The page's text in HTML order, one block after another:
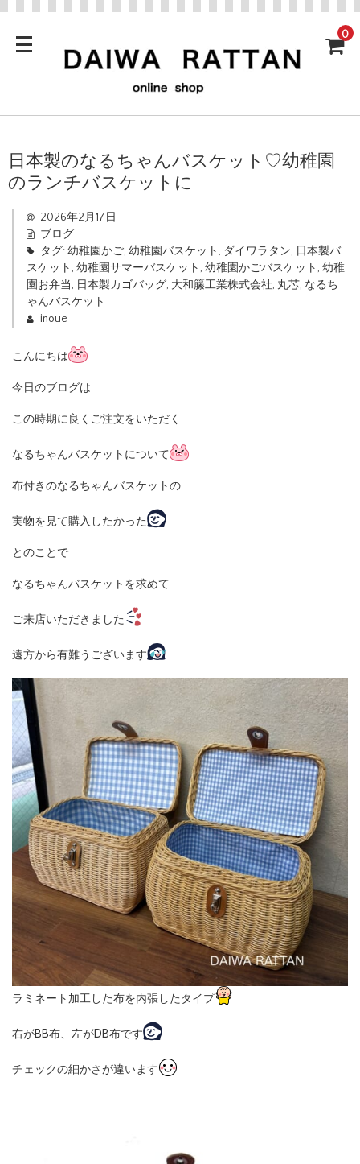
0
日本製のなるちゃんバスケット♡幼稚園
のランチバスケットに
2026年2月17日
ブログ
タグ:幼稚園かご, 幼稚園バスケット , ダイワラタン, 日本製バ
スケット , 幼稚園サマーバスケット , 幼稚園かごバスケット , 幼稚
園お弁当, 日本製カゴバッグ, 大和籘工業株式会社, 丸芯, なるち
ゃんバスケット
inoue
こんにちは
今日のブログは
この時期に良くご注文をいただく
なるちゃんバスケットについて
布付きのなるちゃんバスケットの
実物を見て購入したかった
とのことで
なるちゃんバスケットを求めて
ご来店いただきました
遠方から有難うございます
ラミネート加工した布を内張したタイプ
右がBB布、左がDB布です
チェックの細かさが違います